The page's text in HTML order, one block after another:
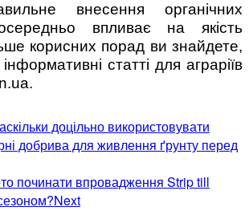
внесення органічних
впливає на якість
корисних порад ви знайдете,
статті для аграріїв
доцільно використовувати
добрива для живлення ґрунту перед
починати впровадження Strip till
Next